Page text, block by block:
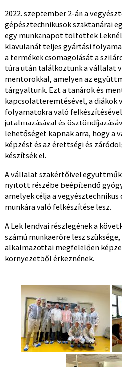
2022. szeptember 2-án a
gépésztechnikusok szaktanárai
egy munkanapot töltöttek
klavulanát teljes gyártási
a termékek csomagolását a
túra után találkoztunk a vállalat
mentorokkal, amelyen az
tárgyaltunk. Ezt a tanárok és
kapcsolatteremtésével, a diákok
folyamatokra való
jutalmazásával és
lehetőséget kapnak arra, hogy a
képzést és az érettségi és
készítsék el.
A vállalat szakértőivel
nyitott részébe beépítendő
amelyek célja a
munkára való felkészítése lesz.
A Lek lendvai részlegének a
számú munkaerőre lesz
alkalmazottai megfelelően
környezetből érkeznének.